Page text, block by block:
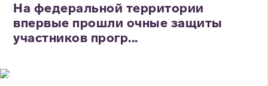
На федеральной территории
впервые прошли очные защиты
участников прогр...